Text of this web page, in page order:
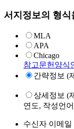
서지정보의 형식
MLA
APA
Chicago
참고문헌양식
간략정보 (
상세정보 (
연도, 작성언
수신자 이메일